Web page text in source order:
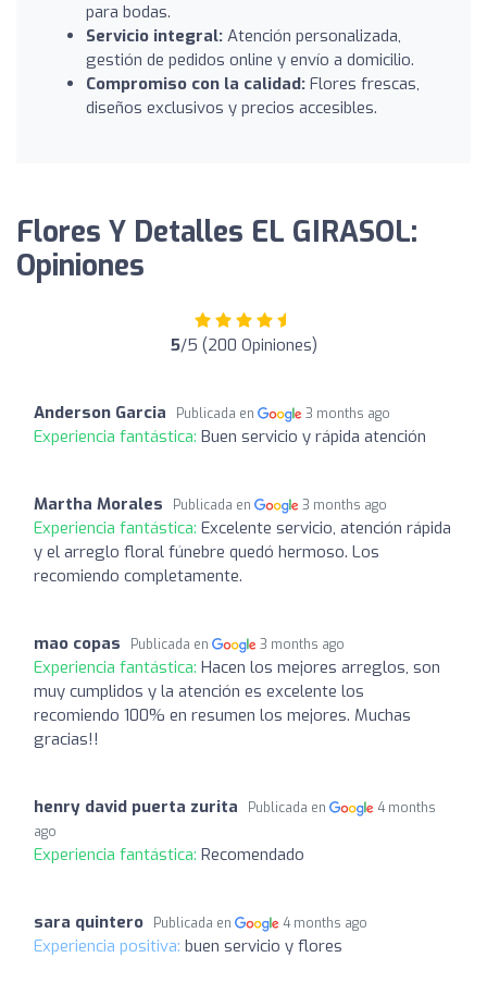
para bodas.
Servicio integral: Atención personalizada,
gestión de pedidos online y envío a domicilio.
Compromiso con la calidad: Flores frescas,
diseños exclusivos y precios accesibles.
Flores Y Detalles EL GIRASOL:
Opiniones
5/5 (200 Opiniones)
Anderson Garcia Publicada en 3 months ago
Experiencia fantástica: Buen servicio y rápida atención
Martha Morales Publicada en 3 months ago
Experiencia fantástica: Excelente servicio, atención rápida
y el arreglo floral fúnebre quedó hermoso. Los
recomiendo completamente.
mao copas Publicada en 3 months ago
Experiencia fantástica: Hacen los mejores arreglos, son
muy cumplidos y la atención es excelente los
recomiendo 100% en resumen los mejores. Muchas
gracias!!
henry david puerta zurita Publicada en
4 months
ago
Experiencia fantástica: Recomendado
sara quintero Publicada en 4 months ago
Experiencia positiva: buen servicio y flores